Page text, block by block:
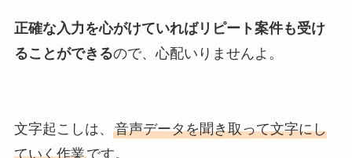
正確な入力を心がけていればリピート案件も受け
ることができるので、心配いりませんよ。
文字起こしは、 音声データを聞き取って文字にし
ていく作業です。